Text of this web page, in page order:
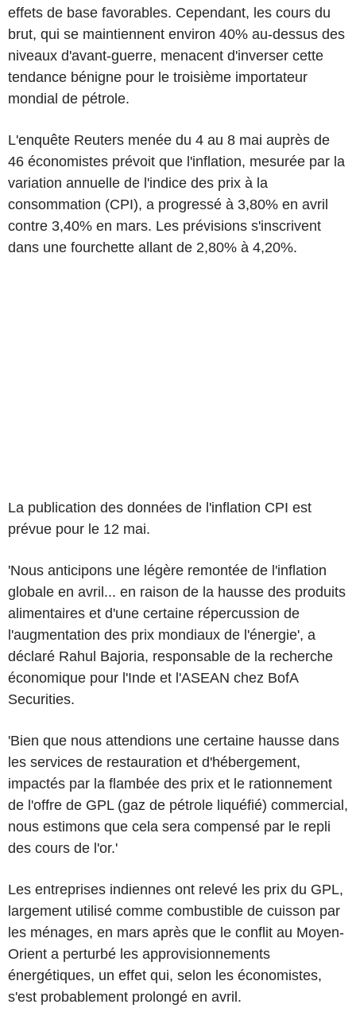
effets de base favorables. Cependant, les cours du
brut, qui se maintiennent environ 40% au-dessus des
niveaux d'avant-guerre, menacent d'inverser cette
tendance bénigne pour le troisième importateur
mondial de pétrole.
L'enquête Reuters menée du 4 au 8 mai auprès de
46 économistes prévoit que l'inflation, mesurée par la
variation annuelle de l'indice des prix à la
consommation (CPI), a progressé à 3,80% en avril
contre 3,40% en mars. Les prévisions s'inscrivent
dans une fourchette allant de 2,80% à 4,20%.
La publication des données de l'inflation CPI est
prévue pour le 12 mai.
'Nous anticipons une légère remontée de l'inflation
globale en avril... en raison de la hausse des produits
alimentaires et d'une certaine répercussion de
l'augmentation des prix mondiaux de l'énergie', a
déclaré Rahul Bajoria, responsable de la recherche
économique pour l'Inde et l'ASEAN chez BofA
Securities.
'Bien que nous attendions une certaine hausse dans
les services de restauration et d'hébergement,
impactés par la flambée des prix et le rationnement
de l'offre de GPL (gaz de pétrole liquéfié) commercial,
nous estimons que cela sera compensé par le repli
des cours de l'or.'
Les entreprises indiennes ont relevé les prix du GPL,
largement utilisé comme combustible de cuisson par
les ménages, en mars après que le conflit au Moyen-
Orient a perturbé les approvisionnements
énergétiques, un effet qui, selon les économistes,
s'est probablement prolongé en avril.